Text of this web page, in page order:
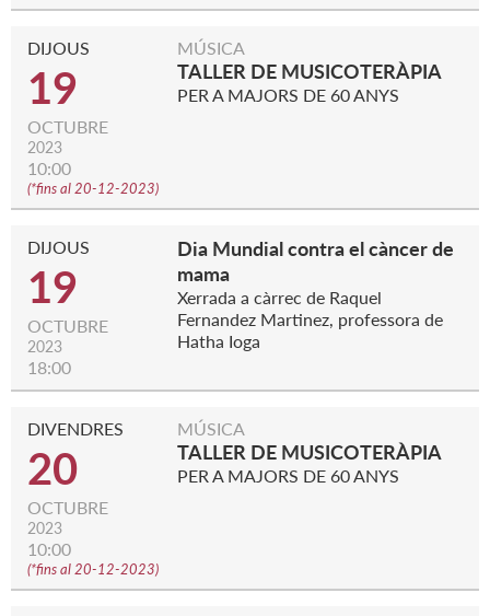
DIJOUS
19
OCTUBRE
2023
10:00
(*fins al 20-12-2023)
MÚSICA
TALLER DE MUSICOTERÀPIA
PER A MAJORS DE 60 ANYS
DIJOUS
19
OCTUBRE
2023
18:00
Dia Mundial contra el càncer de
mama
Xerrada a càrrec de Raquel
Fernandez Martinez, professora de
Hatha Ioga
DIVENDRES
20
OCTUBRE
2023
10:00
(*fins al 20-12-2023)
MÚSICA
TALLER DE MUSICOTERÀPIA
PER A MAJORS DE 60 ANYS